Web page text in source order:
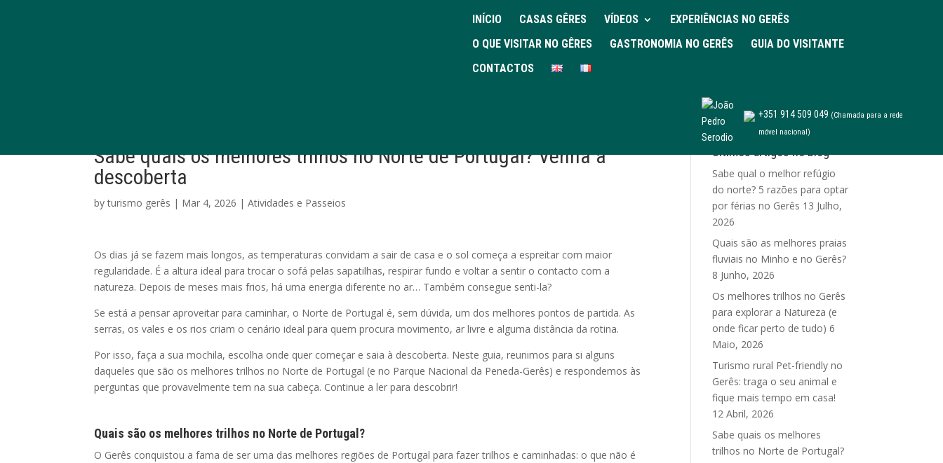
INÍCIO CASAS GÊRES VÍDEOS
EXPERIÊNCIAS NO GERÊS
O QUE VISITAR NO GÊRES
GASTRONOMIA NO GERÊS
GUIA DO VISITANTE
CONTACTOS
+351 914 509 049 (Chamada para a rede
móvel nacional)
Sabe quais os melhores trilhos no Norte de Portugal? Venha à
descoberta
byturismo gerês | Mar 4, 2026 |Atividades e Passeios
Os dias já se fazem mais longos, as temperaturas convidam a sair de casa e o sol começa a espreitar com maior
regularidade. É a altura ideal para trocar o sofá pelas sapatilhas, respirar fundo e voltar a sentir o contacto com a
natureza. Depois de meses mais frios, há uma energia diferente no ar… Também consegue senti-la?
Se está a pensar aproveitar para caminhar, o Norte de Portugal é, sem dúvida, um dos melhores pontos de partida. As
serras, os vales e os rios criam o cenário ideal para quem procura movimento, ar livre e alguma distância da rotina.
Por isso, faça a sua mochila, escolha onde quer começar e saia à descoberta. Neste guia, reunimos para si alguns
daqueles que são os melhores trilhos no Norte de Portugal (e no Parque Nacional da Peneda-Gerês) e respondemos às
perguntas que provavelmente tem na sua cabeça. Continue a ler para descobrir!
Quais são os melhores trilhos no Norte de Portugal?
O Gerês conquistou a fama de ser uma das melhores regiões de Portugal para fazer trilhos e caminhadas: o que não é
Últimos artigos no blog
Sabe qual o melhor refúgio
do norte? 5 razões para optar
por férias no Gerês 13 Julho,
2026
Quais são as melhores praias
fluviais no Minho e no Gerês?
8 Junho, 2026
Os melhores trilhos no Gerês
para explorar a Natureza (e
onde ficar perto de tudo) 6
Maio, 2026
Turismo rural Pet-friendly no
Gerês: traga o seu animal e
fique mais tempo em casa!
12 Abril, 2026
Sabe quais os melhores
trilhos no Norte de Portugal?